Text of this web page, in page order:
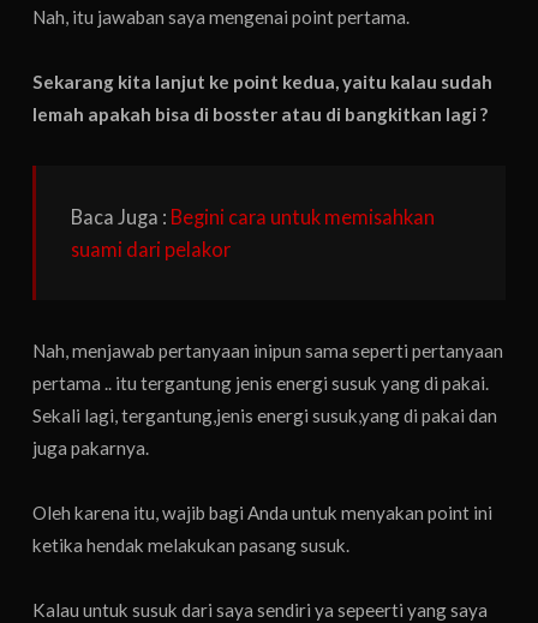
Nah, itu jawaban saya mengenai point pertama.
Sekarang kita lanjut ke point kedua, yaitu kalau sudah
lemah apakah bisa di bosster atau di bangkitkan lagi ?
Baca Juga : Begini cara untuk memisahkan
suami dari pelakor
Nah, menjawab pertanyaan inipun sama seperti pertanyaan
pertama .. itu tergantung jenis energi susuk yang di pakai.
Sekali lagi, tergantung,jenis energi susuk,yang di pakai dan
juga pakarnya.
Oleh karena itu, wajib bagi Anda untuk menyakan point ini
ketika hendak melakukan pasang susuk.
Kalau untuk susuk dari saya sendiri ya sepeerti yang saya